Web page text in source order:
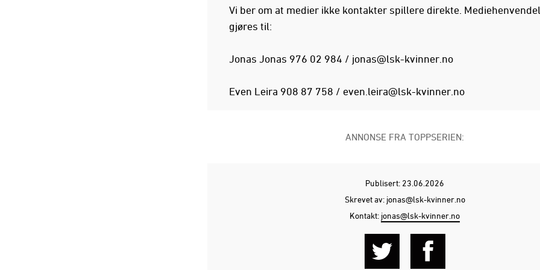
Vi ber om at medier ikke kontakter spillere direkte.
gjøres til:
Jonas Jonas 976 02 984 / jonas@lsk-kvinner.no
Even Leira 908 87 758 / even.leira@lsk-kvinner.no
ANNONSE FRA TOPPSERIEN:
Publisert: 23.06.2026
Skrevet av: jonas@lsk-kvinner.no
Kontakt: jonas@lsk-kvinner.no